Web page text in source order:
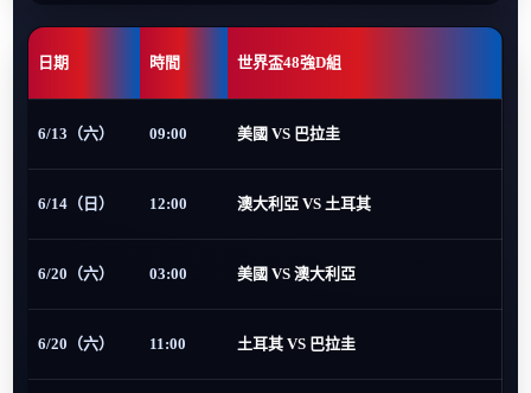
日期 時間 世界盃48強D組
6/13（六） 09:00 美國 VS 巴拉圭
6/14（日） 12:00 澳大利亞 VS 土耳其
6/20（六） 03:00 美國 VS 澳大利亞
6/20（六） 11:00 土耳其 VS 巴拉圭